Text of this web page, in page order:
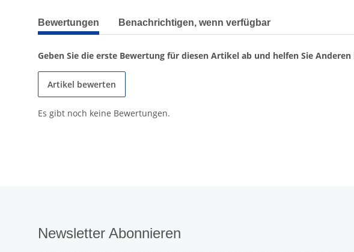
weitere Registerkarten anzeigen
Bewertungen Benachrichtigen, wenn verfügbar
Geben Sie die erste Bewertung für diesen Artikel ab und helfen Sie
Artikel bewerten
Es gibt noch keine Bewertungen.
Newsletter Abonnieren